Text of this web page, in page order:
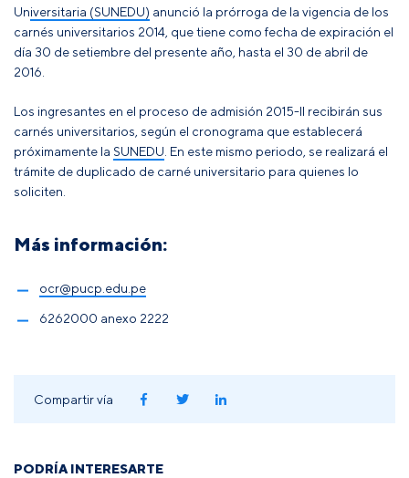
Universitaria (SUNEDU) anunció la prórroga de la vigencia de los
carnés universitarios 2014, que tiene como fecha de expiración el
día 30 de setiembre del presente año, hasta el 30 de abril de
2016.
Los ingresantes en el proceso de admisión 2015-II recibirán sus
carnés universitarios, según el cronograma que establecerá
próximamente la SUNEDU . En este mismo periodo, se realizará el
trámite de duplicado de carné universitario para quienes lo
soliciten.
Más información:
ocr@pucp.edu.pe
6262000 anexo 2222
Compartir vía
PODRÍA INTERESARTE